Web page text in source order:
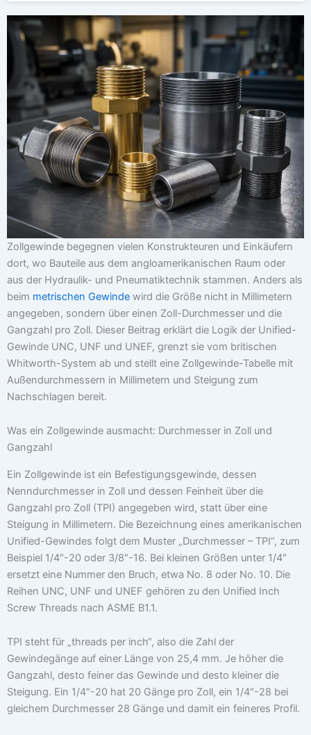
Zollgewinde begegnen vielen Konstrukteuren und Einkäufern
dort, wo Bauteile aus dem angloamerikanischen Raum oder
aus der Hydraulik- und Pneumatiktechnik stammen. Anders als
beim metrischen Gewinde wird die Größe nicht in Millimetern
angegeben, sondern über einen Zoll-Durchmesser und die
Gangzahl pro Zoll. Dieser Beitrag erklärt die Logik der Unified-
Gewinde UNC, UNF und UNEF, grenzt sie vom britischen
Whitworth-System ab und stellt eine Zollgewinde-Tabelle mit
Außendurchmessern in Millimetern und Steigung zum
Nachschlagen bereit.
Was ein Zollgewinde ausmacht: Durchmesser in Zoll und
Gangzahl
Ein Zollgewinde ist ein Befestigungsgewinde, dessen
Nenndurchmesser in Zoll und dessen Feinheit über die
Gangzahl pro Zoll (TPI) angegeben wird, statt über eine
Steigung in Millimetern. Die Bezeichnung eines amerikanischen
Unified-Gewindes folgt dem Muster „Durchmesser – TPI“, zum
Beispiel 1/4″-20 oder 3/8″-16. Bei kleinen Größen unter 1/4″
ersetzt eine Nummer den Bruch, etwa No. 8 oder No. 10. Die
Reihen UNC, UNF und UNEF gehören zu den Unified Inch
Screw Threads nach ASME B1.1.
TPI steht für „threads per inch“, also die Zahl der
Gewindegänge auf einer Länge von 25,4 mm. Je höher die
Gangzahl, desto feiner das Gewinde und desto kleiner die
Steigung. Ein 1/4″-20 hat 20 Gänge pro Zoll, ein 1/4″-28 bei
gleichem Durchmesser 28 Gänge und damit ein feineres Profil.